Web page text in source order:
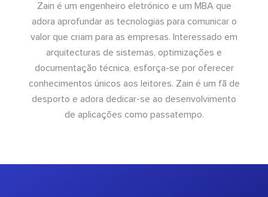
Zain é um engenheiro eletrónico e um MBA que
adora aprofundar as tecnologias para comunicar o
valor que criam para as empresas. Interessado em
arquitecturas de sistemas, optimizações e
documentação técnica, esforça-se por oferecer
conhecimentos únicos aos leitores. Zain é um fã de
desporto e adora dedicar-se ao desenvolvimento
de aplicações como passatempo.